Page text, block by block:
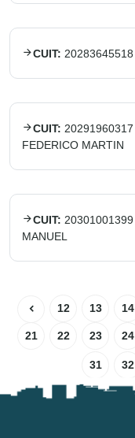
CUIT: 20283645518
CUIT: 20291960317
FEDERICO MARTIN
CUIT: 20301001399
MANUEL
12 13 14
21 22 23 24
31 32